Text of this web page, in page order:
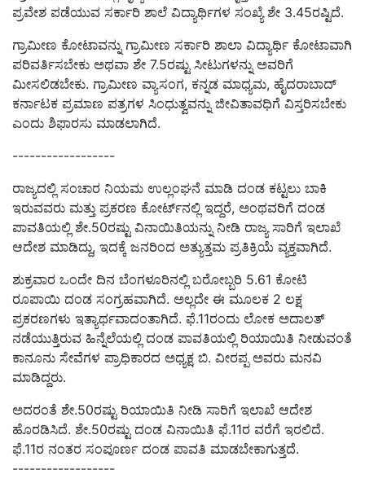
ಪ್ರವೇಶ ಪಡೆಯುವ ಸರ್ಕಾರಿ ಶಾಲೆ ವಿದ್ಯಾರ್ಥಿಗಳ ಸಂಖ್ಯೆ ಶೇ 3.45ರಷ್ಟಿದೆ.
ಗ್ರಾಮೀಣ ಕೋಟಾವನ್ನು ಗ್ರಾಮೀಣ ಸರ್ಕಾರಿ ಶಾಲಾ ವಿದ್ಯಾರ್ಥಿ ಕೋಟಾವಾಗಿ
ಪರಿವರ್ತಿಸಬೇಕು ಅಥವಾ ಶೇ 7.5ರಷ್ಟು ಸೀಟುಗಳನ್ನು ಅವರಿಗೆ
ಮೀಸಲಿಡಬೇಕು. ಗ್ರಾಮೀಣ ವ್ಯಾಸಂಗ, ಕನ್ನಡ ಮಾಧ್ಯಮ, ಹೈದರಾಬಾದ್‌
ಕರ್ನಾಟಕ ಪ್ರಮಾಣ ಪತ್ರಗಳ ಸಿಂಧುತ್ವವನ್ನು ಜೀವಿತಾವಧಿಗೆ ವಿಸ್ತರಿಸಬೇಕು
ಎಂದು ಶಿಫಾರಸು ಮಾಡಲಾಗಿದೆ.
------------------
ರಾಜ್ಯದಲ್ಲಿ ಸಂಚಾರ ನಿಯಮ ಉಲ್ಲಂಘನೆ ಮಾಡಿ ದಂಡ ಕಟ್ಟಲು ಬಾಕಿ
ಇರುವವರು ಮತ್ತು ಪ್ರಕರಣ ಕೋರ್ಟ್‌ನಲ್ಲಿ ಇದ್ದರೆ, ಅಂಥವರಿಗೆ ದಂಡ
ಪಾವತಿಯಲ್ಲಿ ಶೇ.50ರಷ್ಟು ವಿನಾಯಿತಿಯನ್ನು ನೀಡಿ ರಾಜ್ಯ ಸಾರಿಗೆ ಇಲಾಖೆ
ಆದೇಶ ಮಾಡಿದ್ದು, ಇದಕ್ಕೆ ಜನರಿಂದ ಅತ್ಯುತ್ತಮ ಪ್ರತಿಕ್ರಿಯೆ ವ್ಯಕ್ತವಾಗಿದೆ.
ಶುಕ್ರವಾರ ಒಂದೇ ದಿನ ಬೆಂಗಳೂರಿನಲ್ಲಿ ಬರೋಬ್ಬರಿ 5.61 ಕೋಟಿ
ರೂಪಾಯಿ ದಂಡ ಸಂಗ್ರಹವಾಗಿದೆ. ಅಲ್ಲದೇ ಈ ಮೂಲಕ 2 ಲಕ್ಷ
ಪ್ರಕರಣಗಳು ಇತ್ಯಾರ್ಥವಾದಂತಾಗಿದೆ. ಫೆ.11ರಂದು ಲೋಕ ಅದಾಲತ್‌
ನಡೆಯುತ್ತಿರುವ ಹಿನ್ನೆಲೆಯಲ್ಲಿ ದಂಡ ಪಾವತಿಯಲ್ಲಿ ರಿಯಾಯಿತಿ ನೀಡುವಂತೆ
ಕಾನೂನು ಸೇವೆಗಳ ಪ್ರಾಧಿಕಾರದ ಅಧ್ಯಕ್ಷ ಬಿ. ವೀರಪ್ಪ ಅವರು ಮನವಿ
ಮಾಡಿದ್ದರು.
ಅದರಂತೆ ಶೇ.50ರಷ್ಟು ರಿಯಾಯಿತಿ ನೀಡಿ ಸಾರಿಗೆ ಇಲಾಖೆ ಆದೇಶ
ಹೊರಡಿಸಿದೆ. ಶೇ.50ರಷ್ಟು ದಂಡ ವಿನಾಯಿತಿ ಫೆ.11ರ ವರೆಗೆ ಇರಲಿದೆ.
ಫೆ.11ರ ನಂತರ ಸಂಪೂರ್ಣ ದಂಡ ಪಾವತಿ ಮಾಡಬೇಕಾಗುತ್ತದೆ.
------------------